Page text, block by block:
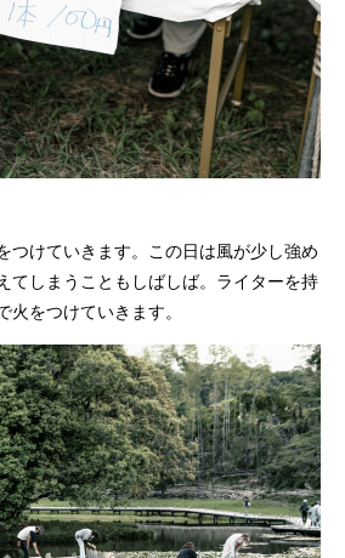
つけていきます。この日は風が少し強め
てしまうこともしばしば。ライターを持
をつけていきます。